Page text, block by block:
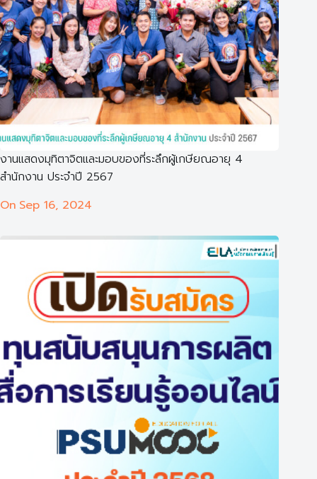
งานแสดงมุทิตาจิตและมอบของที่ระลึกผู้เกษียณอายุ 4
สำนักงาน ประจำปี 2567
On Sep 16, 2024